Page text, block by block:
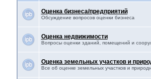
Оценка бизнеса/предприятий
Обсуждение вопросов оценки бизнеса
Оценка недвижимости
Вопросы оценки зданий, помещений и
Оценка земельных участков и
Все об оценке земельных участков и